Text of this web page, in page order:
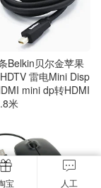
Belkin贝尔金苹果
雷电Mini Disp
mini dp转HDMI
米
宝 人工